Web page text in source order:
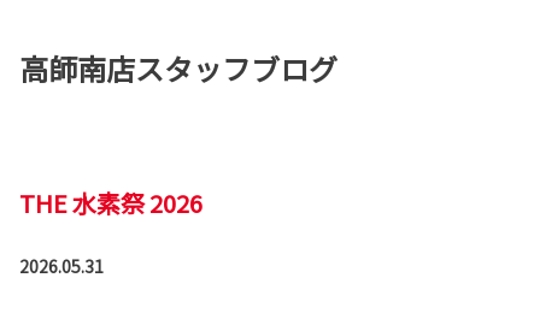
高師南店スタッフブログ
THE 水素祭 2026
2026.05.31